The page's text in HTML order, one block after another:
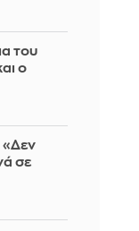
του
ο
«Δεν
σε